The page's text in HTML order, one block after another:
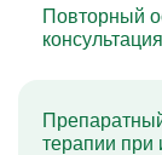
Повторный
консультация
терапии при